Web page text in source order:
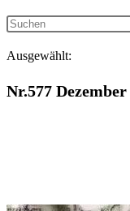
Diese
durchsuchen
Ausgewählt:
Nr.577 Dezember